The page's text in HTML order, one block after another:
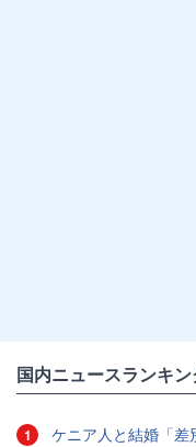
国内ニュースランキ
1 ケニア人と結婚「差